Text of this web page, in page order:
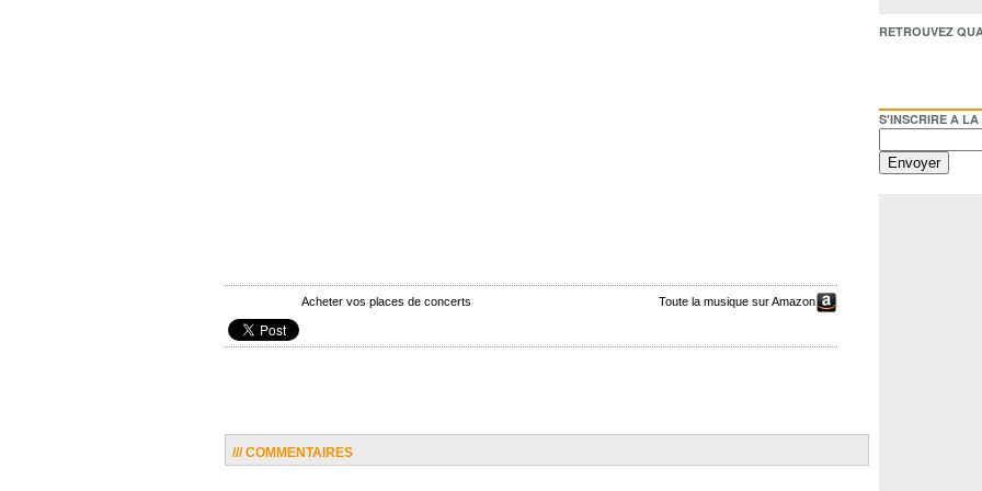
Acheter vos places de concerts Toute la musique sur Amazon
/// COMMENTAIRES
RETROUVEZ
S'INSCRIRE A LA